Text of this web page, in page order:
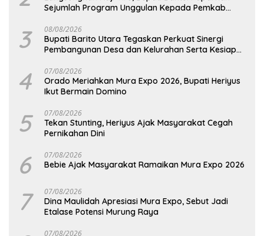
Sejumlah Program Unggulan Kepada Pemkab
3 08/08/2026
Bupati Barito Utara Tegaskan Perkuat Sinergi
Pembangunan Desa dan Kelurahan Serta Kesiapan
4 07/08/2026
Orado Meriahkan Mura Expo 2026, Bupati Heriyus
Ikut Bermain Domino
5 07/08/2026
Tekan Stunting, Heriyus Ajak Masyarakat Cegah
Pernikahan Dini
6 07/08/2026
Bebie Ajak Masyarakat Ramaikan Mura Expo 2026
7 07/08/2026
Dina Maulidah Apresiasi Mura Expo, Sebut Jadi
Etalase Potensi Murung Raya
07/08/2026